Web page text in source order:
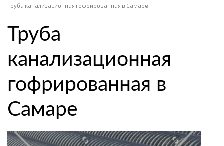
Труба канализационная гофрированная в Самаре
Труба
канализационная
гофрированная в
Самаре